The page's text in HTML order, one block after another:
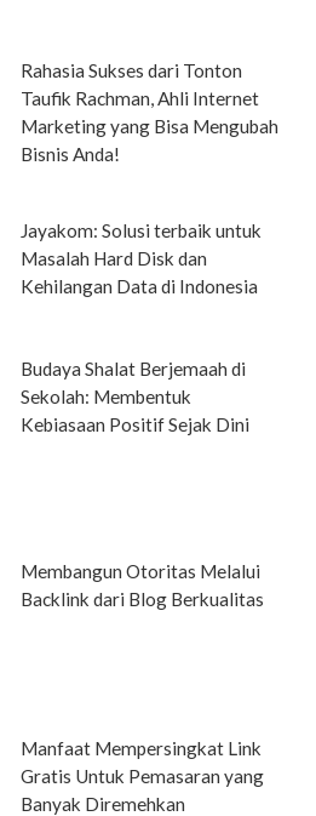
Rahasia Sukses dari Tonton
Taufik Rachman, Ahli Internet
Marketing yang Bisa Mengubah
Bisnis Anda!
Jayakom: Solusi terbaik untuk
Masalah Hard Disk dan
Kehilangan Data di Indonesia
Budaya Shalat Berjemaah di
Sekolah: Membentuk
Kebiasaan Positif Sejak Dini
Membangun Otoritas Melalui
Backlink dari Blog Berkualitas
Manfaat Mempersingkat Link
Gratis Untuk Pemasaran yang
Banyak Diremehkan